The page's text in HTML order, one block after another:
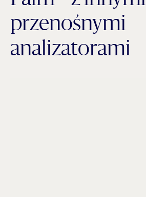
przenośnymi
analizatorami